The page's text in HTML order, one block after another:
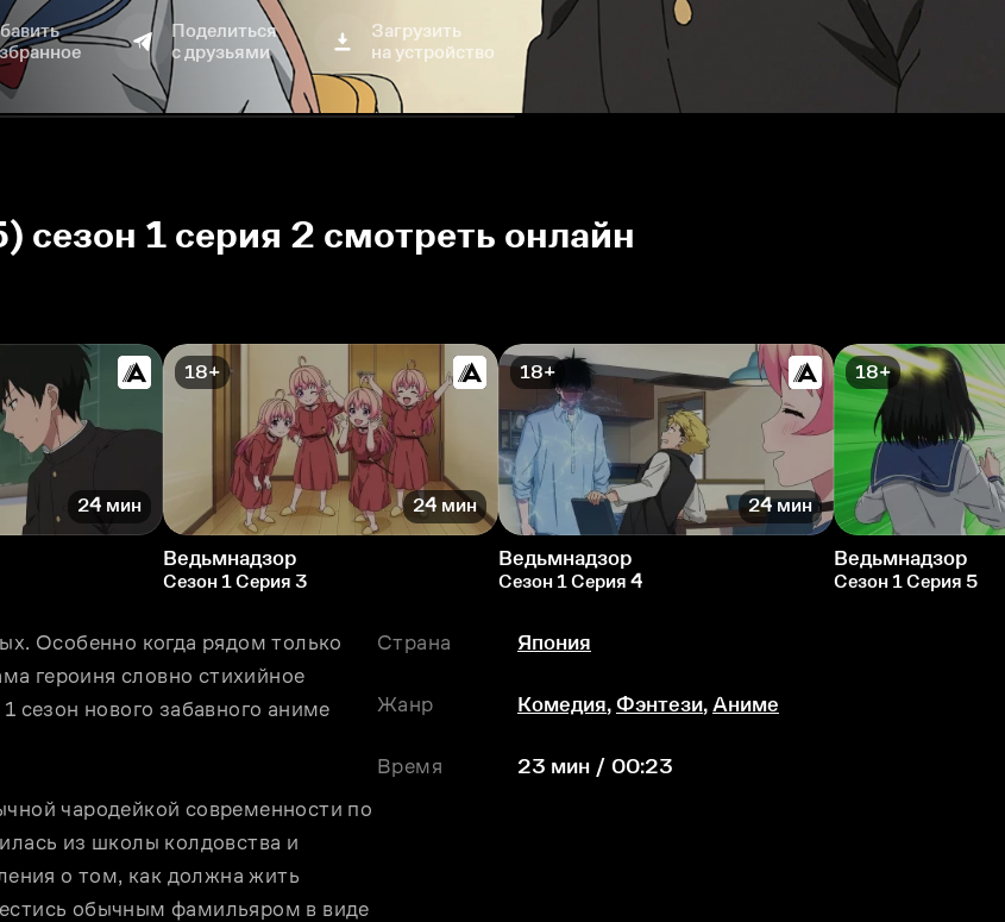
Поделиться
с друзьями
Загрузить
на устройство
1 серия 2 смотреть онлайн
24 мин
18+
24 мин
Ведьмнадзор
Сезон 1 Серия 3
18+
24 мин
Ведьмнадзор
Сезон 1 Серия 4
18+
Ведьмнадзор
Сезон 1 Серия 5
Особенно когда рядом только
героиня словно стихийное
сезон нового забавного аниме
чародейкой современности по
из школы колдовства и
о том, как должна жить
обычным фамильяром в виде
Страна Япония
Жанр Комедия, Фэнтези, Аниме
Время 23 мин / 00:23